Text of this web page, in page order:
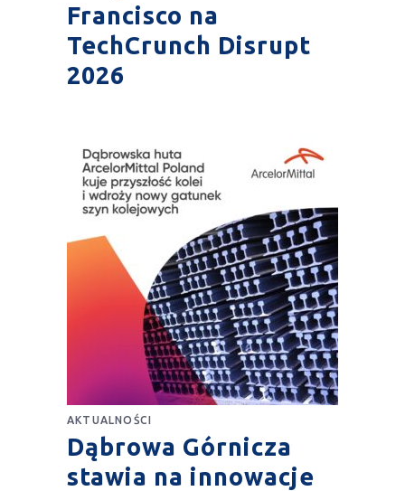
Francisco na
TechCrunch Disrupt
2026
AKTUALNOŚCI
Dąbrowa Górnicza
stawia na innowacje